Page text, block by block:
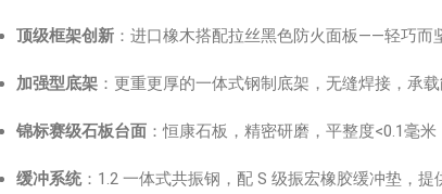
顶级框架创新 ：进口橡木搭配拉丝黑色防火面板——轻巧而
加强型底架 ：更重更厚的一体式钢制底架，无缝焊接，承
锦标赛级石板台面 ：恒康石板，精密研磨，平整度<0.1毫
缓冲系统：1.2 一体式共振钢，配 S 级振宏橡胶缓冲垫，提